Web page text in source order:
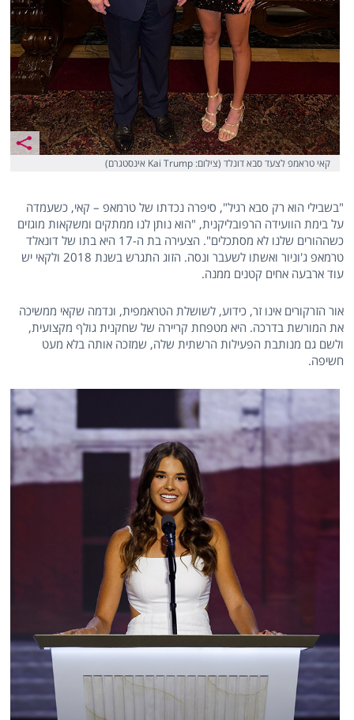
קאי טראמפ לצעד סבא דונלד (צילום: Kai Trump אינסטגרם)
"בשבילי הוא רק סבא רגיל", סיפרה נכדתו של טרמאפ – קאי, כשעמדה
על בימת הוועידה הרפובליקנית, "הוא נותן לנו ממתקים ומשקאות מוגזים
כשההורים שלנו לא מסתכלים". הצעירה בת ה-17 היא בתו של דונאלד
טרמאפ ג'וניור ואשתו לשעבר ונסה. הזוג התגרש בשנת 2018 ולקאי יש
עוד ארבעה אחים קטנים ממנה.
אור הזרקורים אינו זר, כידוע, לשושלת הטראמפית, ונדמה שקאי ממשיכה
את המורשת בדרכה. היא מטפחת קריירה של שחקנית גולף מקצועית,
ולשם גם מנותבת הפעילות הרשתית שלה, שמזכה אותה בלא מעט
חשיפה.